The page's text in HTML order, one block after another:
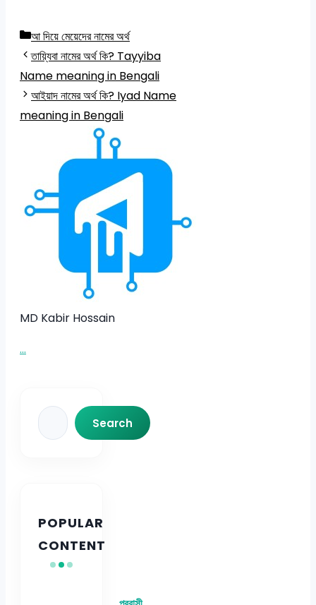
Categories
আ দিয়ে মেয়েদের নামের অর্থ
তায়্যিবা নামের অর্থ কি? Tayyiba
Name meaning in Bengali
আইয়াদ নামের অর্থ কি? Iyad Name
meaning in Bengali
MD Kabir Hossain
...
Search
Search
POPULAR
CONTENT